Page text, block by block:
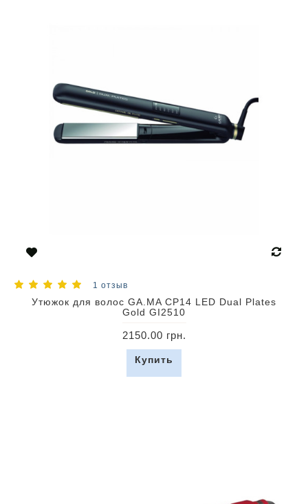
1 отзыв
Утюжок для волос GA.MA CP14 LED Dual Plates
Gold GI2510
2150.00 грн.
Купить